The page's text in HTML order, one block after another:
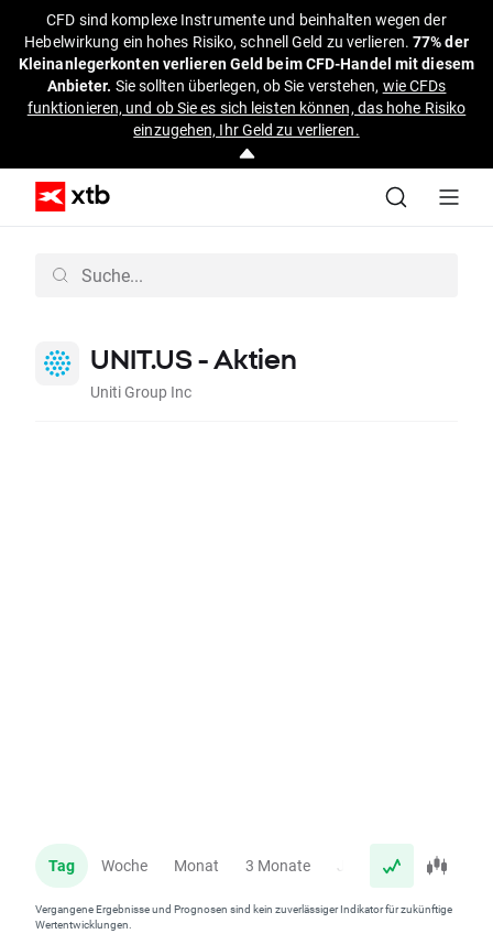
CFD sind komplexe Instrumente und beinhalten wegen der
Hebelwirkung ein hohes Risiko, schnell Geld zu verlieren.77% der
Kleinanlegerkonten verlieren Geld beim CFD-Handel mit diesem
Anbieter. Sie sollten überlegen, ob Sie verstehen, wie CFDs
funktionieren, und ob Sie es sich leisten können, das hohe Risiko
einzugehen, Ihr Geld zu verlieren.
UNIT.US - Aktien
Uniti Group Inc
Tag Woche Monat 3 Monate Jahr
Vergangene Ergebnisse und Prognosen sind kein zuverlässiger Indikator für zukünftige
Wertentwicklungen.